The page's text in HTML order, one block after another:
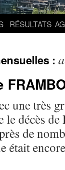
RÉSULTATS
:
très
le décès
de
était